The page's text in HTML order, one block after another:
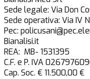
Sede legale: Via Don
Sede operativa: Via IV
Pec:
Bianalisi.it
REA: MB- 1531395
C.F. e P. IVA
Cap. Soc. € 11.500,00 €